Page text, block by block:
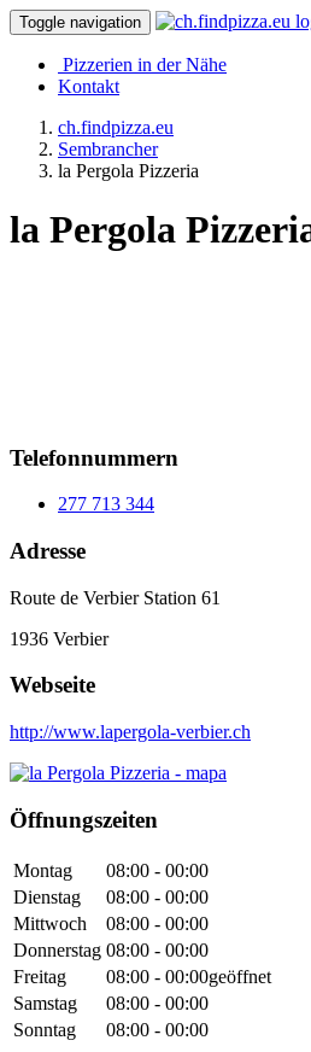
Toggle navigation
Pizzerien in der Nähe
Kontakt
ch.findpizza.eu
Sembrancher
la Pergola Pizzeria
la Pergola
Telefonnummern
277 713 344
Adresse
Route de Verbier Station 61
1936 Verbier
Webseite
http://www.lapergola-verbier.ch
Öffnungszeiten
Montag
08:00 - 00:00
Dienstag
08:00 - 00:00
Mittwoch
08:00 - 00:00
Donnerstag 08:00 - 00:00
Freitag
08:00 - 00:00geöffnet
Samstag
08:00 - 00:00
Sonntag
08:00 - 00:00